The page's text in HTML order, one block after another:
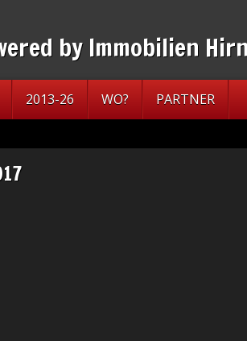
2013-26 WO? PARTNER